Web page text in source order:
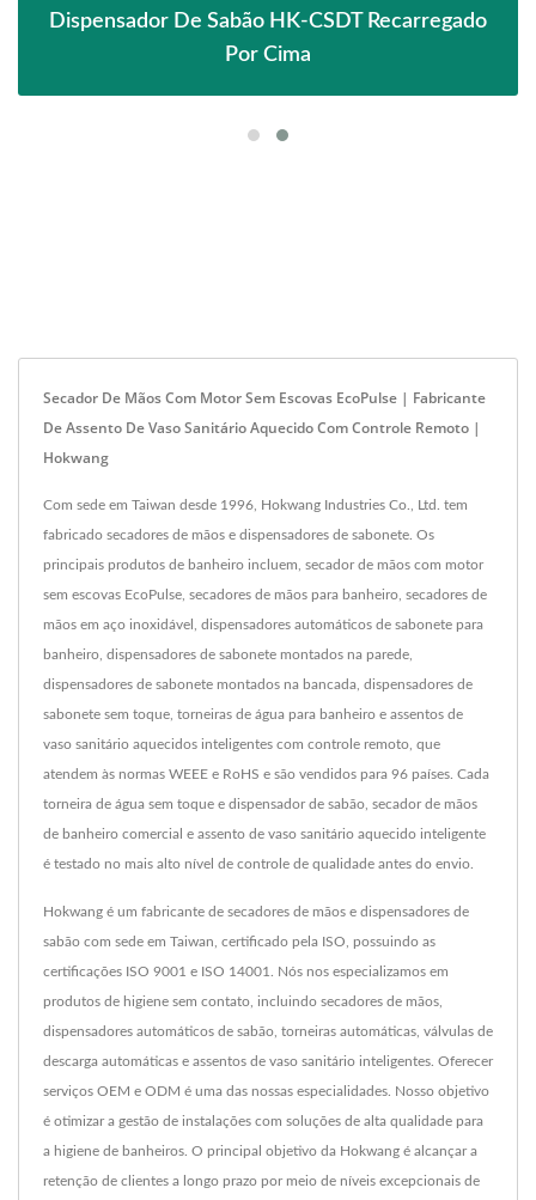
Dispensador De Sabão HK-CSDT Recarregado
Por Cima
Secador De Mãos Com Motor Sem Escovas EcoPulse | Fabricante
De Assento De Vaso Sanitário Aquecido Com Controle Remoto |
Hokwang
Com sede em Taiwan desde 1996, Hokwang Industries Co., Ltd. tem
fabricado secadores de mãos e dispensadores de sabonete. Os
principais produtos de banheiro incluem, secador de mãos com motor
sem escovas EcoPulse, secadores de mãos para banheiro, secadores de
mãos em aço inoxidável, dispensadores automáticos de sabonete para
banheiro, dispensadores de sabonete montados na parede,
dispensadores de sabonete montados na bancada, dispensadores de
sabonete sem toque, torneiras de água para banheiro e assentos de
vaso sanitário aquecidos inteligentes com controle remoto, que
atendem às normas WEEE e RoHS e são vendidos para 96 países. Cada
torneira de água sem toque e dispensador de sabão, secador de mãos
de banheiro comercial e assento de vaso sanitário aquecido inteligente
é testado no mais alto nível de controle de qualidade antes do envio.
Hokwang é um fabricante de secadores de mãos e dispensadores de
sabão com sede em Taiwan, certificado pela ISO, possuindo as
certificações ISO 9001 e ISO 14001. Nós nos especializamos em
produtos de higiene sem contato, incluindo secadores de mãos,
dispensadores automáticos de sabão, torneiras automáticas, válvulas de
descarga automáticas e assentos de vaso sanitário inteligentes. Oferecer
serviços OEM e ODM é uma das nossas especialidades. Nosso objetivo
é otimizar a gestão de instalações com soluções de alta qualidade para
a higiene de banheiros. O principal objetivo da Hokwang é alcançar a
retenção de clientes a longo prazo por meio de níveis excepcionais de